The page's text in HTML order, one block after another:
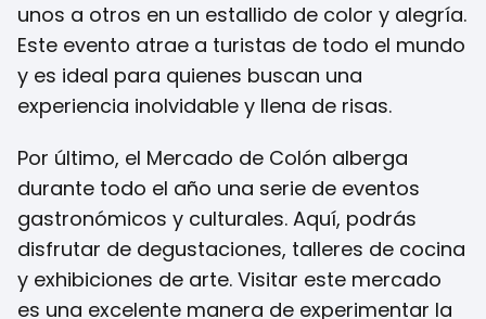
unos a otros en un estallido de color y alegría.
Este evento atrae a turistas de todo el mundo
y es ideal para quienes buscan una
experiencia inolvidable y llena de risas.
Por último, el Mercado de Colón alberga
durante todo el año una serie de eventos
gastronómicos y culturales. Aquí, podrás
disfrutar de degustaciones, talleres de cocina
y exhibiciones de arte. Visitar este mercado
es una excelente manera de experimentar la